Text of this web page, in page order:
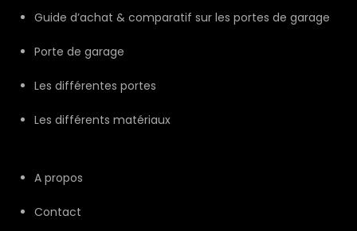
Guide d’achat & comparatif sur les portes de garage
Porte de garage
Les différentes portes
Les différents matériaux
A propos
Contact